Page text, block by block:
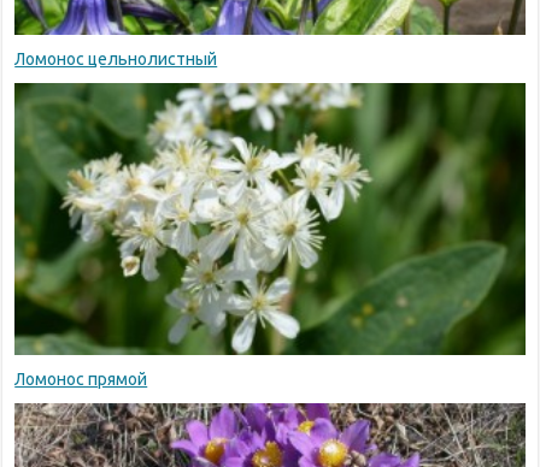
Ломонос цельнолистный
Ломонос прямой